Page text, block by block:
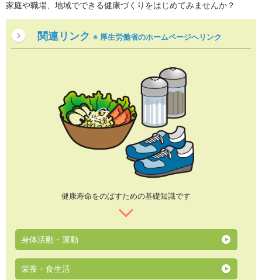
家庭や職場、地域でできる健康づくりをはじめてみませんか？
関連リンク ※ 厚生労働省のホームページへリンク
健康寿命をのばすための基礎知識です
身体活動・運動
栄養・食生活